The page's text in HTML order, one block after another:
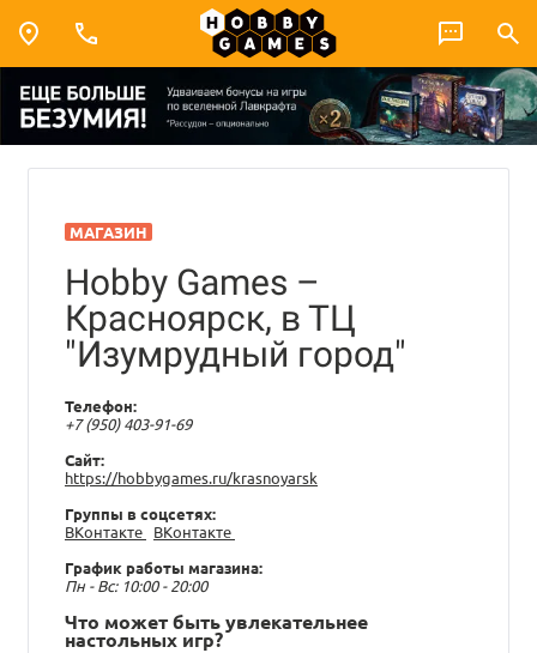
МАГАЗИН
Hobby Games –
Красноярск, в ТЦ
"Изумрудный город"
Телефон:
+7 (950) 403-91-69
Сайт:
https://hobbygames.ru/krasnoyarsk
Группы в соцсетях:
ВКонтакте ВКонтакте
График работы магазина:
Пн - Вс: 10:00 - 20:00
Что может быть увлекательнее
настольных игр?